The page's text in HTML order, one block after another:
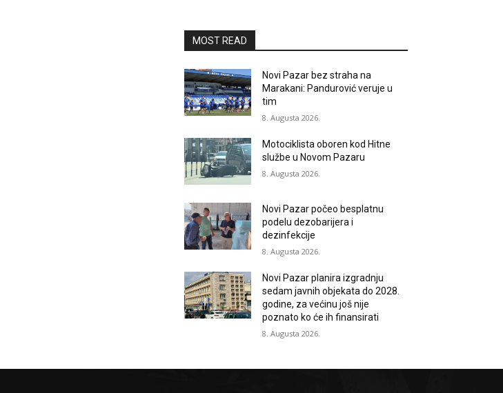
MOST READ
Novi Pazar bez straha na
Marakani: Pandurović veruje u
tim
8. Augusta 2026.
Motociklista oboren kod Hitne
službe u Novom Pazaru
8. Augusta 2026.
Novi Pazar počeo besplatnu
podelu dezobarijera i
dezinfekcije
8. Augusta 2026.
Novi Pazar planira izgradnju
sedam javnih objekata do 2028.
godine, za većinu još nije
poznato ko će ih finansirati
8. Augusta 2026.